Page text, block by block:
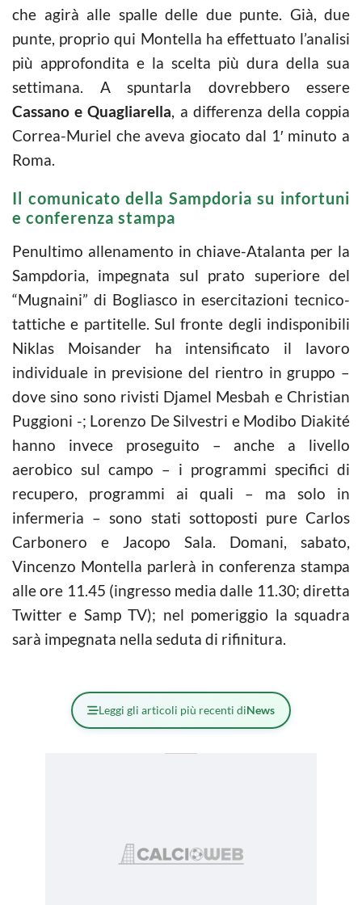
che agirà alle spalle delle due punte. Già, due
punte, proprio qui Montella ha effettuato l’analisi
più approfondita e la scelta più dura della sua
settimana. A spuntarla dovrebbero essere
Cassano e Quagliarella, a differenza della coppia
Correa-Muriel che aveva giocato dal 1′ minuto a
Roma.
Il comunicato della Sampdoria su infortuni
e conferenza stampa
Penultimo allenamento in chiave-Atalanta per la
Sampdoria, impegnata sul prato superiore del
“Mugnaini” di Bogliasco in esercitazioni tecnico-
tattiche e partitelle. Sul fronte degli indisponibili
Niklas Moisander ha intensificato il lavoro
individuale in previsione del rientro in gruppo –
dove sino sono rivisti Djamel Mesbah e Christian
Puggioni -; Lorenzo De Silvestri e Modibo Diakité
hanno invece proseguito – anche a livello
aerobico sul campo – i programmi specifici di
recupero, programmi ai quali – ma solo in
infermeria – sono stati sottoposti pure Carlos
Carbonero e Jacopo Sala. Domani, sabato,
Vincenzo Montella parlerà in conferenza stampa
alle ore 11.45 (ingresso media dalle 11.30; diretta
Twitter e Samp TV); nel pomeriggio la squadra
sarà impegnata nella seduta di rifinitura.
Leggi gli articoli più recenti diNews